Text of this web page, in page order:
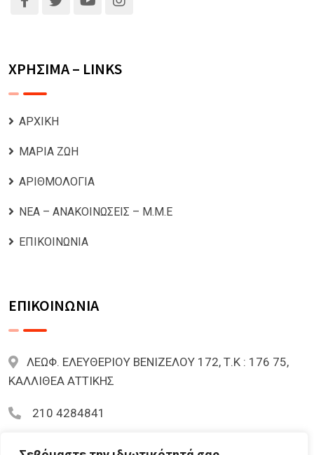
ΧΡΗΣΙΜΑ – LINKS
ΑΡΧΙΚΗ
ΜΑΡΙΑ ΖΩΗ
ΑΡΙΘΜΟΛΟΓΙΑ
ΝΕΑ – ΑΝΑΚΟΙΝΩΣΕΙΣ – Μ.Μ.Ε
ΕΠΙΚΟΙΝΩΝΙΑ
ΕΠΙΚΟΙΝΩΝΙΑ
ΛΕΩΦ. ΕΛΕΥΘΕΡΙΟΥ ΒΕΝΙΖΕΛΟΥ 172, Τ.Κ : 176 75,
ΚΑΛΛΙΘΕΑ ΑΤΤΙΚΗΣ
210 4284841
mariazoi.powernumbers@gmail.com